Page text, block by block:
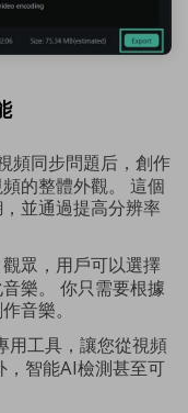
頻同步問題后，創作
的整體外觀。 這個
並通過提高分辨率
眾，用戶可以選擇
樂。 你只需要根據
音樂。
用工具，讓您從視頻
，智能AI檢測甚至可